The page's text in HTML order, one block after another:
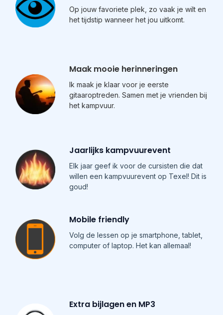
Op jouw favoriete plek, zo vaak je wilt en
het tijdstip wanneer het jou uitkomt.
Maak mooie herinneringen
Ik maak je klaar voor je eerste
gitaaroptreden. Samen met je vrienden bij
het kampvuur.
Jaarlijks kampvuurevent
Elk jaar geef ik voor de cursisten die dat
willen een kampvuurevent op Texel! Dit is
goud!
Mobile friendly
Volg de lessen op je smartphone, tablet,
computer of laptop. Het kan allemaal!
Extra bijlagen en MP3